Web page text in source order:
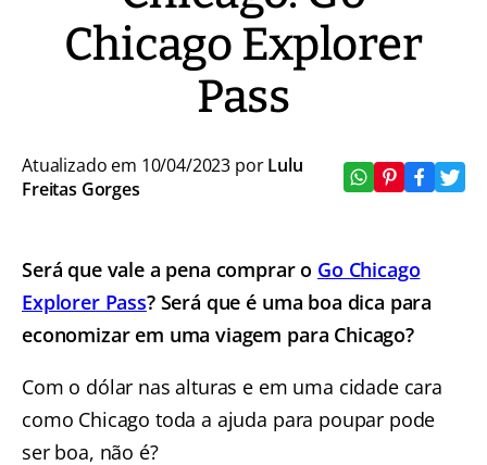
Chicago Explorer
Pass
Atualizado em 10/04/2023 porLulu
Freitas Gorges
Será que vale a pena comprar o Go Chicago
Explorer Pass? Será que é uma boa dica para
economizar em uma viagem para Chicago?
Com o dólar nas alturas e em uma cidade cara
como Chicago toda a ajuda para poupar pode
ser boa, não é?